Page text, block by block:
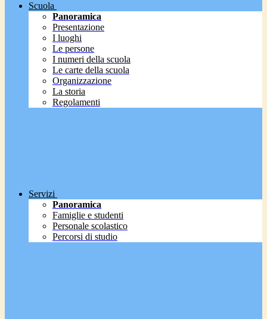
Scuola
Panoramica
Presentazione
I luoghi
Le persone
I numeri della scuola
Le carte della scuola
Organizzazione
La storia
Regolamenti
Servizi
Panoramica
Famiglie e studenti
Personale scolastico
Percorsi di studio